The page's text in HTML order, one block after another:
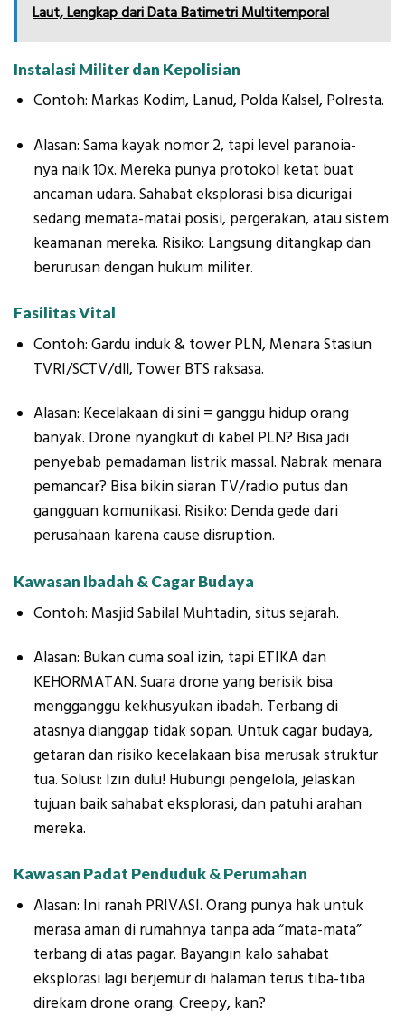
Laut, Lengkap dari Data Batimetri Multitemporal
Instalasi Militer dan Kepolisian
Contoh: Markas Kodim, Lanud, Polda Kalsel, Polresta.
Alasan: Sama kayak nomor 2, tapi level paranoia-
nya naik 10x. Mereka punya protokol ketat buat
ancaman udara. Sahabat eksplorasi bisa dicurigai
sedang memata-matai posisi, pergerakan, atau sistem
keamanan mereka. Risiko: Langsung ditangkap dan
berurusan dengan hukum militer.
Fasilitas Vital
Contoh: Gardu induk & tower PLN, Menara Stasiun
TVRI/SCTV/dll, Tower BTS raksasa.
Alasan: Kecelakaan di sini = ganggu hidup orang
banyak. Drone nyangkut di kabel PLN? Bisa jadi
penyebab pemadaman listrik massal. Nabrak menara
pemancar? Bisa bikin siaran TV/radio putus dan
gangguan komunikasi. Risiko: Denda gede dari
perusahaan karena cause disruption.
Kawasan Ibadah & Cagar Budaya
Contoh: Masjid Sabilal Muhtadin, situs sejarah.
Alasan: Bukan cuma soal izin, tapi ETIKA dan
KEHORMATAN. Suara drone yang berisik bisa
mengganggu kekhusyukan ibadah. Terbang di
atasnya dianggap tidak sopan. Untuk cagar budaya,
getaran dan risiko kecelakaan bisa merusak struktur
tua. Solusi: Izin dulu! Hubungi pengelola, jelaskan
tujuan baik sahabat eksplorasi, dan patuhi arahan
mereka.
Kawasan Padat Penduduk & Perumahan
Alasan: Ini ranah PRIVASI. Orang punya hak untuk
merasa aman di rumahnya tanpa ada “mata-mata”
terbang di atas pagar. Bayangin kalo sahabat
eksplorasi lagi berjemur di halaman terus tiba-tiba
direkam drone orang. Creepy, kan?